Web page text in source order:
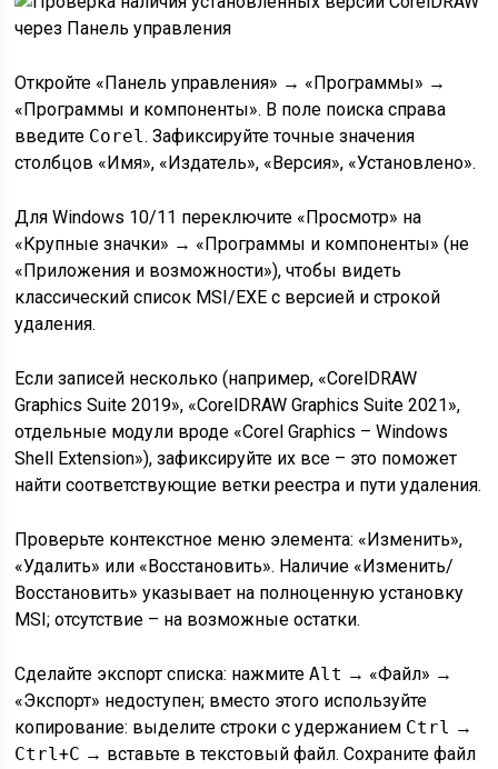
Откройте «Панель управления» → «Программы» →
«Программы и компоненты». В поле поиска справа
введите Corel. Зафиксируйте точные значения
столбцов «Имя», «Издатель», «Версия», «Установлено».
Для Windows 10/11 переключите «Просмотр» на
«Крупные значки» → «Программы и компоненты» (не
«Приложения и возможности»), чтобы видеть
классический список MSI/EXE с версией и строкой
удаления.
Если записей несколько (например, «CorelDRAW
Graphics Suite 2019», «CorelDRAW Graphics Suite 2021»,
отдельные модули вроде «Corel Graphics – Windows
Shell Extension»), зафиксируйте их все – это поможет
найти соответствующие ветки реестра и пути удаления.
Проверьте контекстное меню элемента: «Изменить»,
«Удалить» или «Восстановить». Наличие «Изменить/
Восстановить» указывает на полноценную установку
MSI; отсутствие – на возможные остатки.
Сделайте экспорт списка: нажмитеAlt → «Файл» →
«Экспорт» недоступен; вместо этого используйте
копирование: выделите строки с удержанием Ctrl →
Ctrl+C → вставьте в текстовый файл. Сохраните файл